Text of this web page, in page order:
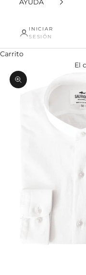
AYUDA
INICIAR
SESIÓN
Carrito
El
Zoom